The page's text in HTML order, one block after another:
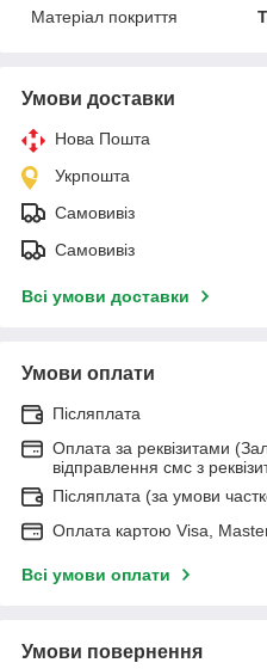
Матеріал покриття
Умови доставки
Нова Пошта
Укрпошта
Самовивіз
Самовивіз
Всі умови доставки
Умови оплати
Післяплата
Оплата за реквізитами
відправлення смс з
Післяплата (за умови
Оплата картою Visa,
Всі умови оплати
Умови повернення